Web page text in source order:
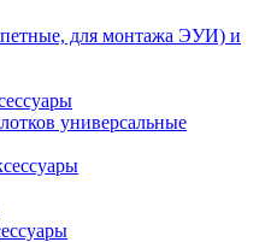
для монтажа ЭУИ) и
универсальные